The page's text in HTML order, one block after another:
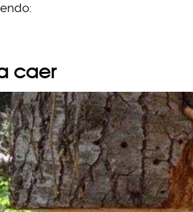
caer